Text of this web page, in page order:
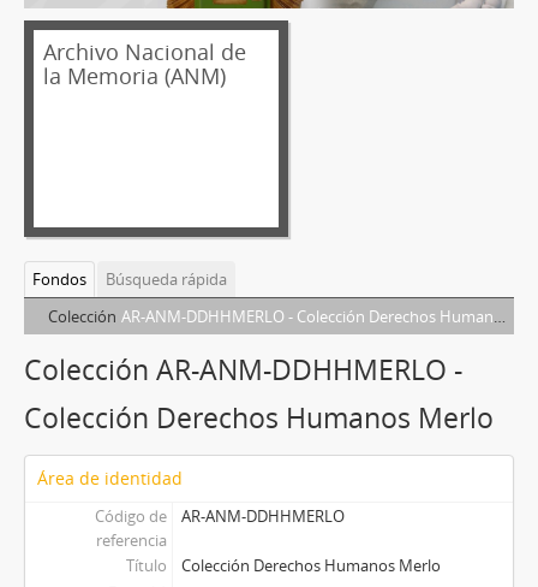
Archivo Nacional de
la Memoria (ANM)
Fondos
Búsqueda rápida
Colección AR-ANM-DDHHMERLO - Colección Derechos Humanos Merlo
Colección AR-ANM-DDHHMERLO -
Colección Derechos Humanos Merlo
Área de identidad
Código de
referencia
AR-ANM-DDHHMERLO
Título
Colección Derechos Humanos Merlo